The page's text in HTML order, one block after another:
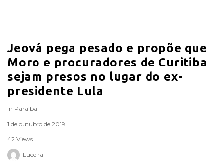
q
u
e
i
Jeová pega pesado e propõe que
Moro e procuradores de Curitiba
sejam presos no lugar do ex-
presidente Lula
In Paraíba
1 de outubro de 2019
42 Views
Lucena